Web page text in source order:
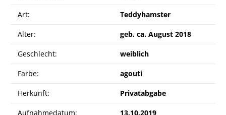
Art: Teddyhamster
Alter: geb. ca. August 2018
Geschlecht: weiblich
Farbe: agouti
Herkunft: Privatabgabe
Aufnahmedatum: 13.10.2019